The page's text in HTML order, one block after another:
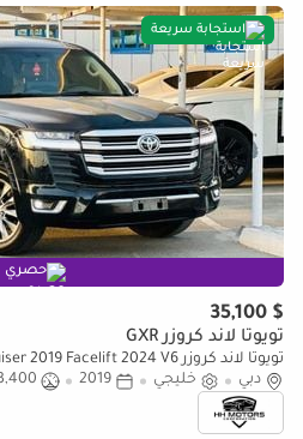
استجابة سريعة
حصري
$ 35,100
تويوتا لاند كروزر GXR
تويوتا لاند كروزر GXR Toyota Landcruiser 2019 Facelift 2024 V6
دبي
خليجي 2019
73,400